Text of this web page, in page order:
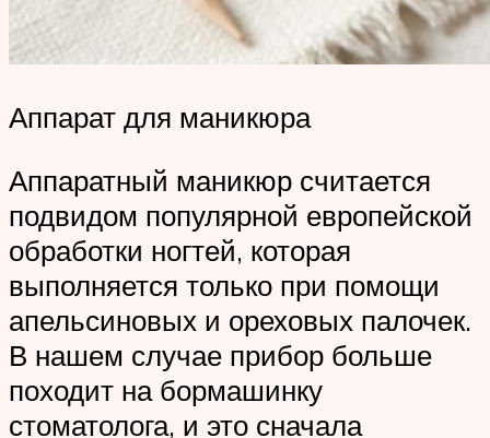
Аппарат для маникюра
Аппаратный маникюр считается
подвидом популярной европейской
обработки ногтей, которая
выполняется только при помощи
апельсиновых и ореховых палочек.
В нашем случае прибор больше
походит на бормашинку
стоматолога, и это сначала